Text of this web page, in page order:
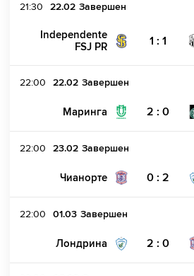
21:30 22.02 Завершен
Independente
FSJ PR
1 : 1
22:00 22.02 Завершен
Маринга 2 : 0
22:00 23.02 Завершен
Чианорте 0 : 2
22:00 01.03 Завершен
Лондрина 2 : 0